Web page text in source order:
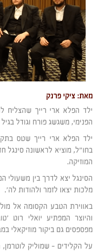
מאת: ציקי פרנק
ילד הפלא ארי רייך שהצליח
הפנימי, משגשג פורח וגודל
ילד הפלא ארי רייך שטס
בחו״ל, מוציא לראשונה
המוזיקה.
הסינגל יצא לדרך בין משעולי
מלכות יצאו לזמר ולהודות לה'.
באווירת הטבע הקסומה אל
והיוצר המפתיע יואלי רוט
מפספסים גם ביקור מוזיקאלי
על הקלידים – שמוליק לוטרמן,